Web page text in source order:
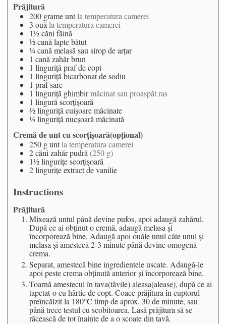
Prăjitură
200 grameuntla temperatura camerei
3 ouă la temperatura camerei
1½căni făină
½cană lapte bătut
¼cană melasă sau sirop de arțar
1 cană zahăr brun
1 linguriță praf de copt
1 linguriță bicarbonat de sodiu
1 prafsare
1 linguriță ghimbirmăcinat sau proaspăt ras
1 lingurăscorțișoară
½linguriță cuișoare măcinate
¼linguriță nucșoară măcinată
Cremă de unt cu scorțișoară(opțional)
250 guntla temperatura camerei
2căni zahăr pudră (250 g)
1½lingurițescorțișoară
2lingurițeextract de vanilie
Instructions
Prăjitură
Mixează untul până devine pufos, apoi adaugă zahărul.
După ce ai obținut o cremă, adaugă melasa și
încorporează bine. Adaugă apoi ouăle unul câte unul și
melasa și amestecă 2-3 minute până devine omogenă
crema.
Separat, amestecă bine ingredientele uscate. Adaugă-le
apoi peste crema obținută anterior și încorporează bine.
Toarnă amestecul în tava(tăvile) aleasa(alease), după ce ai
tapetat-o cu hârtie de copt. Coace prăjitura în cuptorul
preîncălzit la 180°C timp de aprox. 30 de minute, sau
până trece testul cu scobitoarea. Lasă prăjitura să se
răcească de tot înainte de a o scoate din tavă.